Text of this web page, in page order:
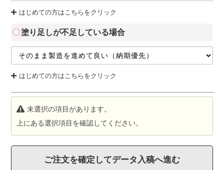
はじめての方はこちらをクリック
塗り足しが不足している場合
はじめての方はこちらをクリック
未選択の項目があります。
上にある選択項目を確認してください。
ご注文を確定してデータ入稿へ進む